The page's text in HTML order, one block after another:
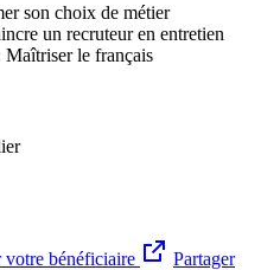
son choix de métier
un recruteur en entretien
Maîtriser le français
votre bénéficiaire
Partager